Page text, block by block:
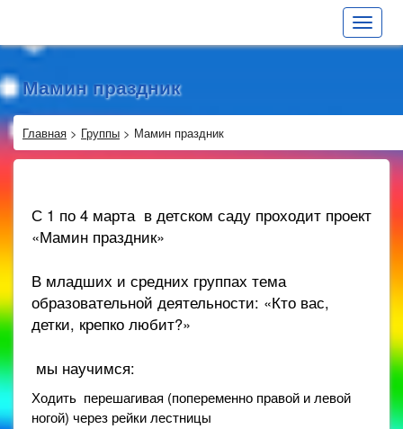
Toggle
Мамин праздник
Главная > Группы > Мамин праздник
С 1 по 4 марта в детском саду проходит проект
«Мамин праздник»
В младших и средних группах тема
образовательной деятельности: «Кто вас,
детки, крепко любит?»
мы научимся:
Ходить перешагивая (попеременно правой и левой
ногой) через рейки лестницы